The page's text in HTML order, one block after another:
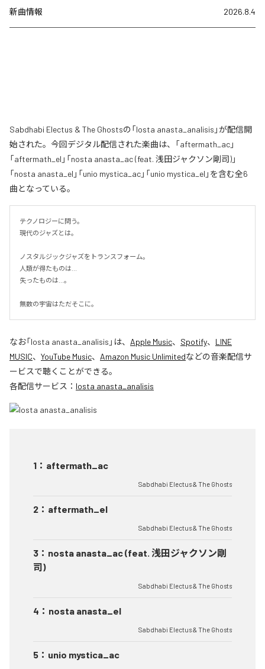
新曲情報 2026.8.4
Sabdhabi Electus & The Ghostsの「losta anasta_analisis」が配信開
始された。今回デジタル配信された楽曲は、「aftermath_ac」
「aftermath_el」「nosta anasta_ac (feat. 浅田ジャクソン剛司)」
「nosta anasta_el」「unio mystica_ac」「unio mystica_el」を含む全6
曲となっている。
テクノロジーに問う。
現代のジャズとは。
ノスタルジックジャズをトランスフォーム。
人類が得たものは...
失ったものは...。
無数の宇宙はただそこに。
なお「losta anasta_analisis 」は、 Apple Music、 Spotify、 LINE
MUSIC、 YouTube Music、 Amazon Music Unlimitedなどの音楽配信サ
ービスで聴くことができる。
各配信サービス： losta anasta_analisis
1 ： aftermath_ac
Sabdhabi Electus & The Ghosts
2 ： aftermath_el
Sabdhabi Electus & The Ghosts
3 ： nosta anasta_ac (feat. 浅田ジャクソン剛
司)
Sabdhabi Electus & The Ghosts
4 ： nosta anasta_el
Sabdhabi Electus & The Ghosts
5 ： unio mystica_ac